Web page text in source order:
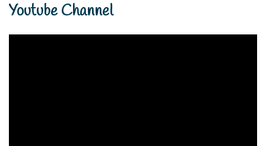
Youtube Channel